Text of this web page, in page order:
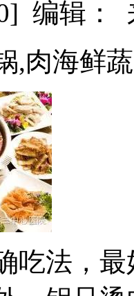
编辑
,肉海鲜
吃法，